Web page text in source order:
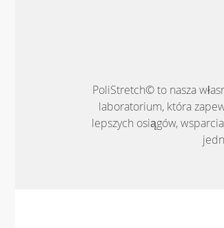
PoliStretch© to nasza
laboratorium, która
lepszych osiągów,